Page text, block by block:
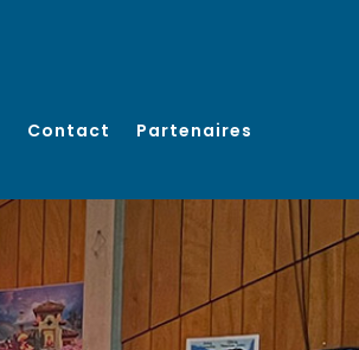
Contact Partenaires